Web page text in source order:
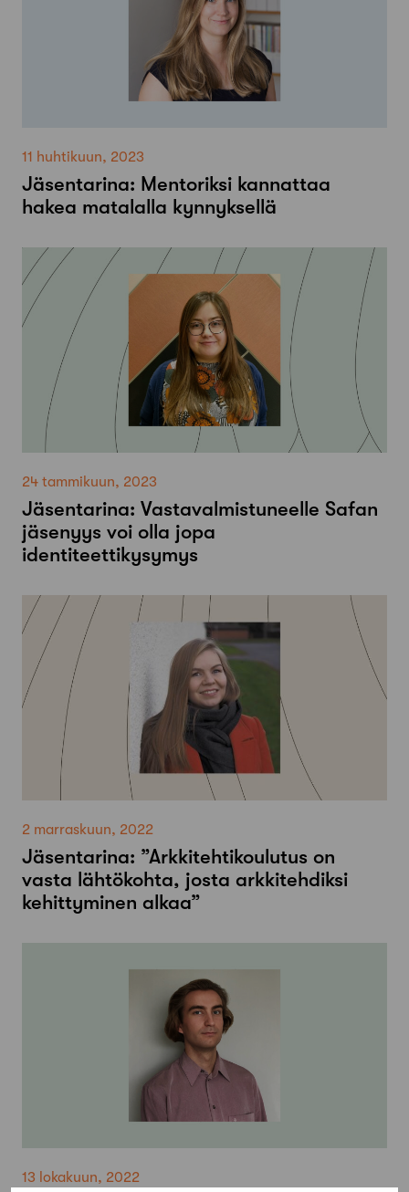
11 huhtikuun, 2023
Jäsentarina: Mentoriksi kannattaa
hakea matalalla kynnyksellä
24 tammikuun, 2023
Jäsentarina: Vastavalmistuneelle Safan
jäsenyys voi olla jopa
identiteettikysymys
2 marraskuun, 2022
Jäsentarina: ”Arkkitehtikoulutus on
vasta lähtökohta, josta arkkitehdiksi
kehittyminen alkaa”
13 lokakuun, 2022